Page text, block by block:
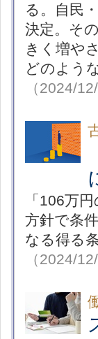
る。自民
決定。そ
きく増や
どのよう
（2024/12/
「106万
方針で条
なる得る
（2024/12/